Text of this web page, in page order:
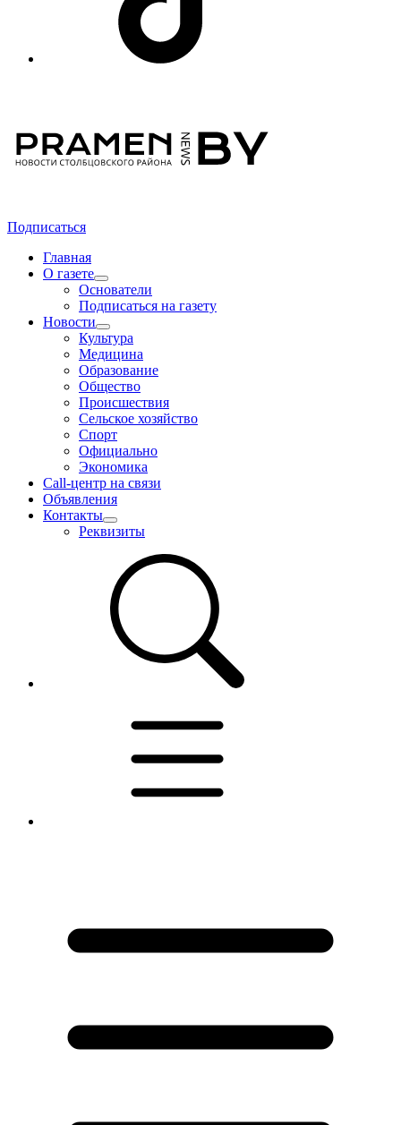
Подписаться
Главная
О газете
Основатели
Подписаться на газету
Новости
Культура
Медицина
Образование
Общество
Происшествия
Сельское хозяйство
Спорт
Официально
Экономика
Call-центр на связи
Объявления
Контакты
Реквизиты